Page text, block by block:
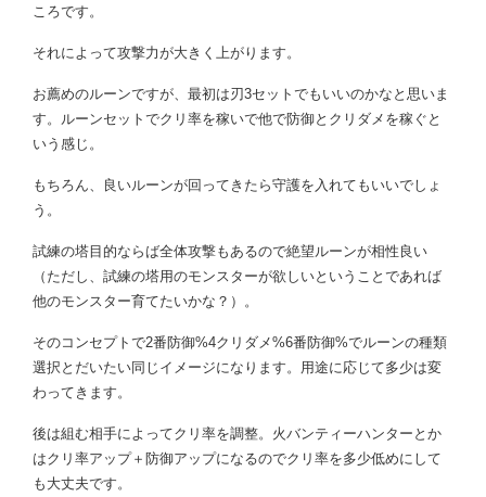
ころです。
それによって攻撃力が大きく上がります。
お薦めのルーンですが、最初は刃3セットでもいいのかなと思いま
す。ルーンセットでクリ率を稼いで他で防御とクリダメを稼ぐと
いう感じ。
もちろん、良いルーンが回ってきたら守護を入れてもいいでしょ
う。
試練の塔目的ならば全体攻撃もあるので絶望ルーンが相性良い
（ただし、試練の塔用のモンスターが欲しいということであれば
他のモンスター育てたいかな？）。
そのコンセプトで2番防御%4クリダメ%6番防御%でルーンの種類
選択とだいたい同じイメージになります。用途に応じて多少は変
わってきます。
後は組む相手によってクリ率を調整。火バンティーハンターとか
はクリ率アップ＋防御アップになるのでクリ率を多少低めにして
も大丈夫です。